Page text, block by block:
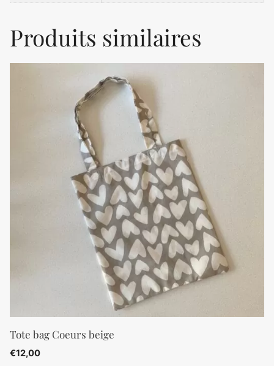
Produits similaires
Tote bag Coeurs beige
€12,00